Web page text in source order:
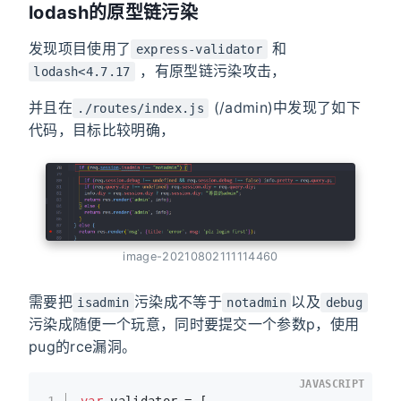
lodash的原型链污染
发现项目使用了 express-validator 和
lodash<4.7.17 ，有原型链污染攻击，
并且在 ./routes/index.js
(/admin)中发现了如下
代码，目标比较明确，
image-20210802111114460
需要把 isadmin 污染成不等于 notadmin 以及 debug
污染成随便一个玩意，同时要提交一个参数p，使用
pug的rce漏洞。
JAVASCRIPT